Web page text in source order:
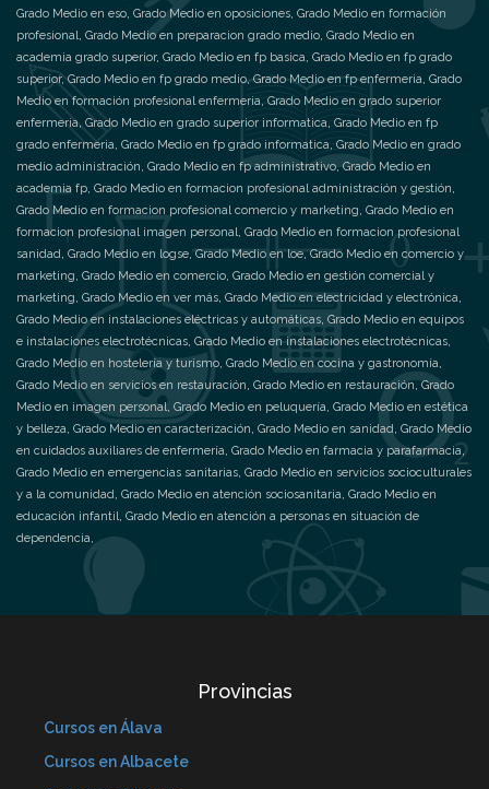
Grado Medio en eso, Grado Medio en oposiciones, Grado Medio en formación
profesional, Grado Medio en preparacion grado medio, Grado Medio en
academia grado superior, Grado Medio en fp basica, Grado Medio en fp grado
superior,Grado Medio en fp grado medio,Grado Medio en fp enfermeria, Grado
Medio en formación profesional enfermeria, Grado Medio en grado superior
enfermeria, Grado Medio en grado superior informatica, Grado Medio en fp
grado enfermeria, Grado Medio en fp grado informatica, Grado Medio en grado
medio administración, Grado Medio en fp administrativo,Grado Medio en
academia fp, Grado Medio en formacion profesional administración y gestión,
Grado Medio en formacion profesional comercio y marketing, Grado Medio en
formacion profesional imagen personal, Grado Medio en formacion profesional
sanidad, Grado Medio en logse,Grado Medio en loe,Grado Medio en comercio y
marketing, Grado Medio en comercio, Grado Medio en gestión comercial y
marketing, Grado Medio en ver más, Grado Medio en electricidad y electrónica,
Grado Medio en instalaciones eléctricas y automáticas, Grado Medio en equipos
e instalaciones electrotécnicas, Grado Medio en instalaciones electrotécnicas,
Grado Medio en hostelería y turismo, Grado Medio en cocina y gastronomía,
Grado Medio en servicios en restauración, Grado Medio en restauración,Grado
Medio en imagen personal, Grado Medio en peluquería, Grado Medio en estética
y belleza, Grado Medio en caracterización, Grado Medio en sanidad, Grado Medio
en cuidados auxiliares de enfermería, Grado Medio en farmacia y parafarmacia,
Grado Medio en emergencias sanitarias, Grado Medio en servicios socioculturales
y a la comunidad, Grado Medio en atención sociosanitaria, Grado Medio en
educación infantil, Grado Medio en atención a personas en situación de
dependencia,
Provincias
Cursos en Álava
Cursos en Albacete